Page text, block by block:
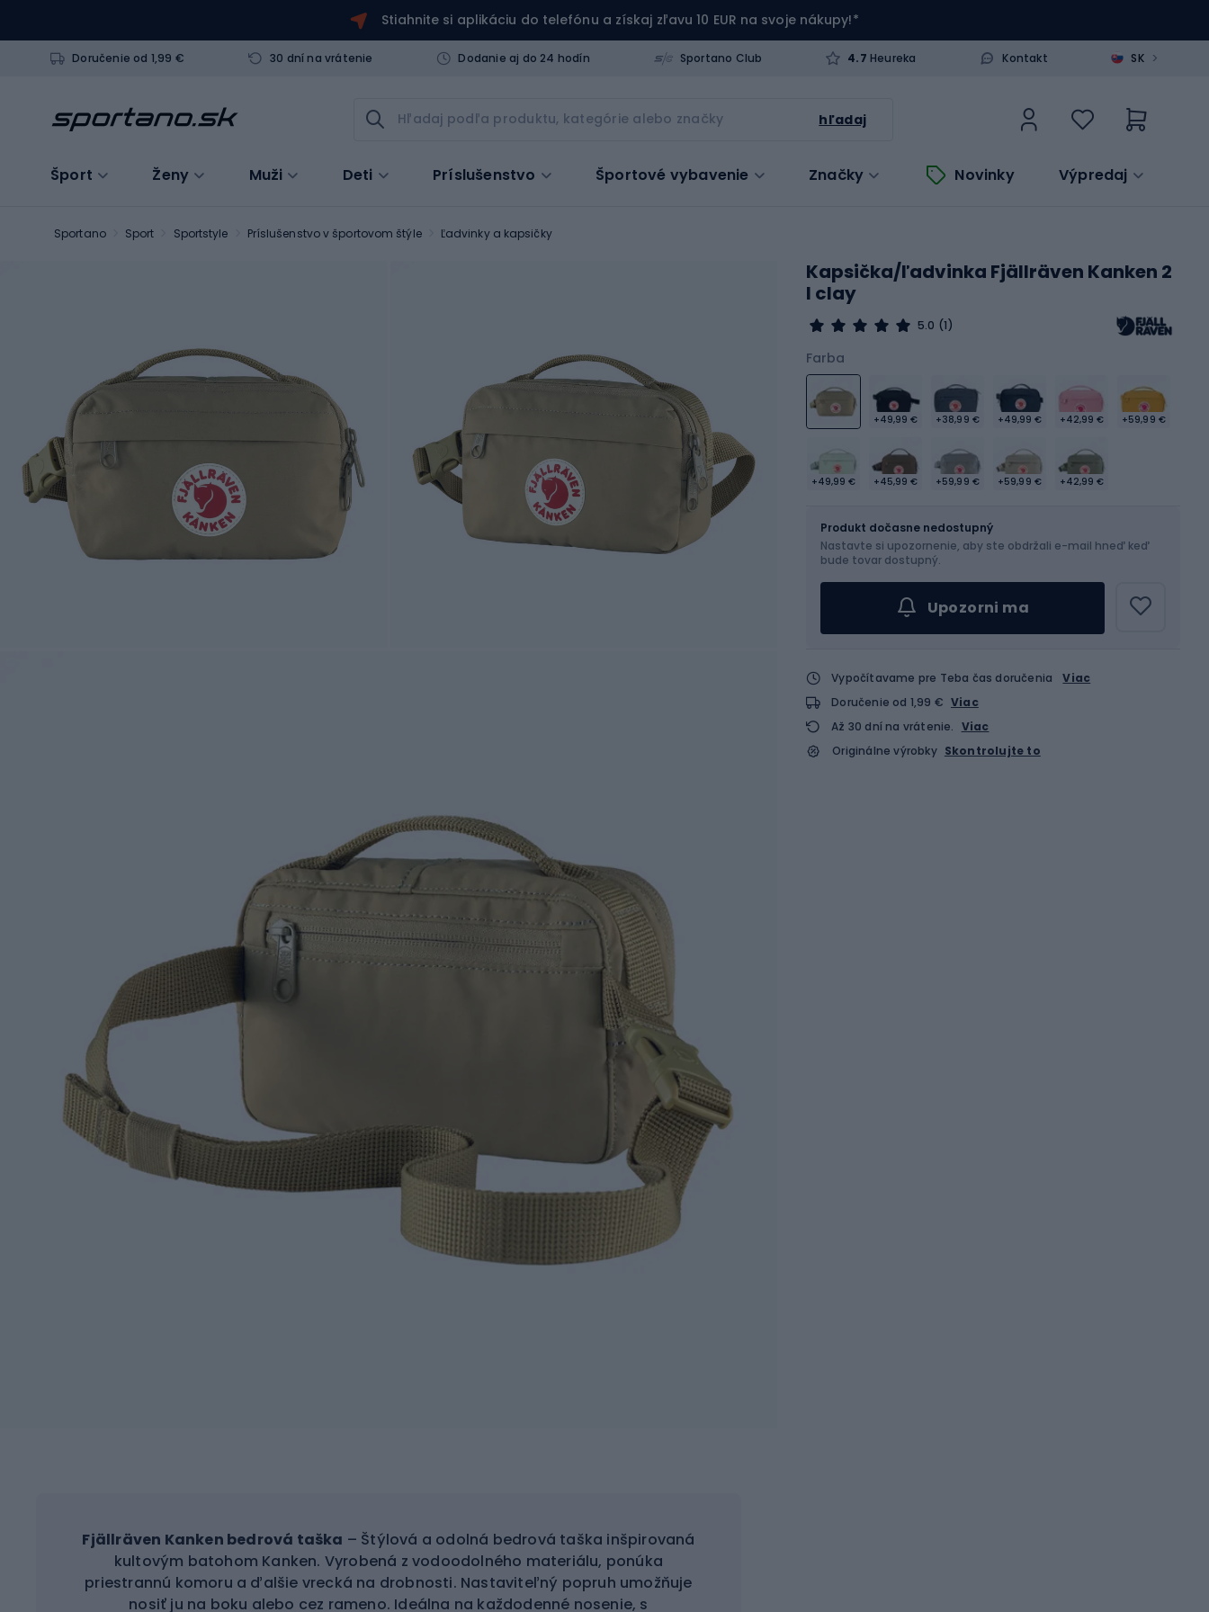
Stiahnite si aplikáciu do telefónu a získaj zľavu 10 EUR na svoje nákupy!*
Doručenie od 1,99 € 30 dní na vrátenie Dodanie aj do 24 hodín Sportano Club 4.7 Heureka Kontakt SK >
hľadaj
Šport Ženy Muži Deti Príslušenstvo Športové vybavenie Značky Novinky Výpredaj
Sportano Sport Sportstyle Príslušenstvo v športovom štýle Ľadvinky a kapsičky
Fjällräven Kanken bedrová taška – Štýlová a odolná bedrová taška inšpirovaná
kultovým batohom Kanken. Vyrobená z vodoodolného materiálu, ponúka
priestrannú komoru a ďalšie vrecká na drobnosti. Nastaviteľný popruh umožňuje
nosiť ju na boku alebo cez rameno. Ideálna na každodenné nosenie, s
Kapsička/ľadvinka Fjällräven Kanken 2
l clay
5.0 (1)
Farba
+49,99 € +38,99 € +49,99 € +42,99 € +59,99 €
+49,99 € +45,99 € +59,99 € +59,99 € +42,99 €
Produkt dočasne nedostupný
Nastavte si upozornenie, aby ste obdržali e-mail hneď keď
bude tovar dostupný.
Upozorni ma
Vypočítavame pre Teba čas doručenia
Viac
Doručenie od 1,99 € Viac
Až 30 dní na vrátenie. Viac
Originálne výrobky Skontrolujte to